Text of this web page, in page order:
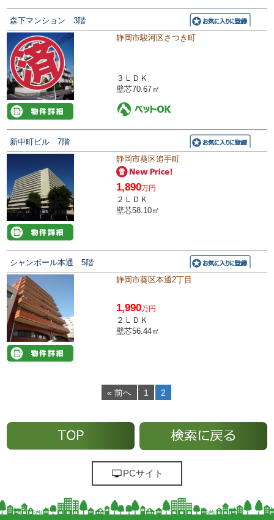
森下マンション 3階
静岡市駿河区さつき町
３ＬＤＫ
壁芯70.67㎡
新中町ビル 7階
静岡市葵区追手町
1,890万円
２ＬＤＫ
壁芯58.10㎡
シャンボール本通 5階
静岡市葵区本通2丁目
1,990万円
２ＬＤＫ
壁芯56.44㎡
« 前へ 1 2
PCサイト